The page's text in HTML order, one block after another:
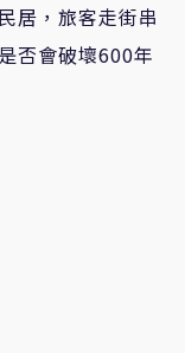
居，旅客走街串
否會破壞600年